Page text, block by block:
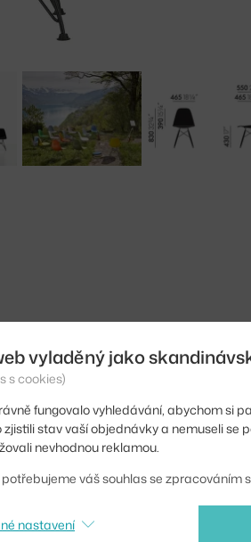
vyladěný jako
s cookies)
fungovalo vyhledávání, abychom si
zjistili stav vaší objednávky a nemuseli se
nevhodnou reklamou.
váš souhlas se zpracováním
nastavení